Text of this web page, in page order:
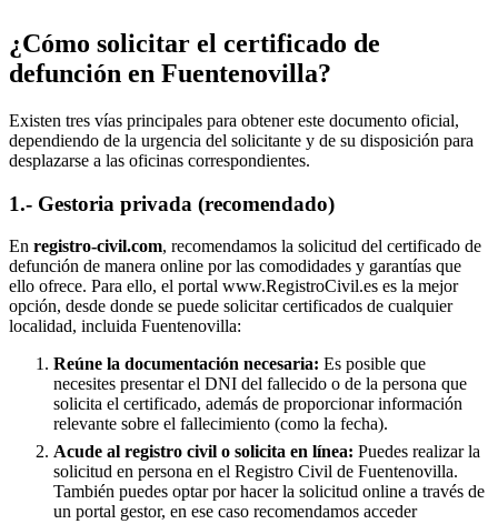
¿Cómo solicitar el certificado de
defunción en Fuentenovilla?
Existen tres vías principales para obtener este documento oficial,
dependiendo de la urgencia del solicitante y de su disposición para
desplazarse a las oficinas correspondientes.
1.- Gestoria privada (recomendado)
En registro-civil.com, recomendamos la solicitud del certificado de
defunción de manera online por las comodidades y garantías que
ello ofrece. Para ello, el portal www.RegistroCivil.es es la mejor
opción, desde donde se puede solicitar certificados de cualquier
localidad, incluida Fuentenovilla:
Reúne la documentación necesaria: Es posible que
necesites presentar el DNI del fallecido o de la persona que
solicita el certificado, además de proporcionar información
relevante sobre el fallecimiento (como la fecha).
Acude al registro civil o solicita en línea: Puedes realizar la
solicitud en persona en el Registro Civil de Fuentenovilla.
También puedes optar por hacer la solicitud online a través de
un portal gestor, en ese caso recomendamos acceder